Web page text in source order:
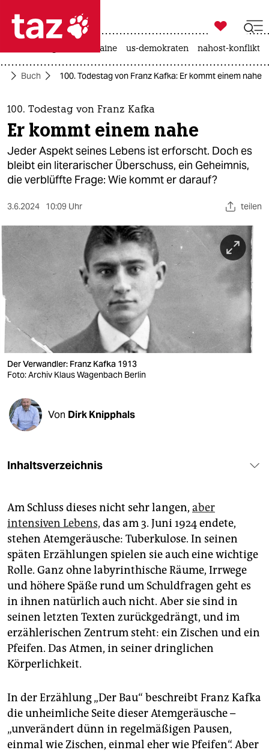
 taz zahl ich
taz zahl ich
themen
politik
öko
sport
nord
wahrheit
verlag
verlag
veranstaltungen
shop
unterstützen
genossenschaft
epaper login

taz zahl ich
krieg in der ukraine us-demokraten nahost-konflikt
Buch 100. Todestag von Franz Kafka: Er kommt einem nahe
100. Todestag von Franz Kafka
Er kommt einem nahe
Jeder Aspekt seines Lebens ist erforscht. Doch es
bleibt ein literarischer Überschuss, ein Geheimnis,
die verblüffte Frage: Wie kommt er darauf?
3.6.2024 10:09 Uhr teilen
Der Verwandler: Franz Kafka 1913
Foto: Archiv Klaus Wagenbach Berlin
Von Dirk Knipphals
Inhaltsverzeichnis
Am Schluss dieses nicht sehr langen, aber
intensiven Lebens, das am 3. Juni 1924 endete,
stehen Atemgeräusche: Tuberkulose. In seinen
späten Erzählungen spielen sie auch eine wichtige
Rolle. Ganz ohne labyrinthische Räume, Irrwege
und höhere Späße rund um Schuldfragen geht es
in ihnen natürlich auch nicht. Aber sie sind in
seinen letzten Texten zurückgedrängt, und im
erzählerischen Zentrum steht: ein Zischen und ein
Pfeifen. Das Atmen, in seiner dringlichen
Körperlichkeit.
In der Erzählung „Der Bau“ beschreibt Franz Kafka
die unheimliche Seite dieser Atemgeräusche –
„unverändert dünn in regelmäßigen Pausen,
einmal wie Zischen, einmal eher wie Pfeifen“. Aber